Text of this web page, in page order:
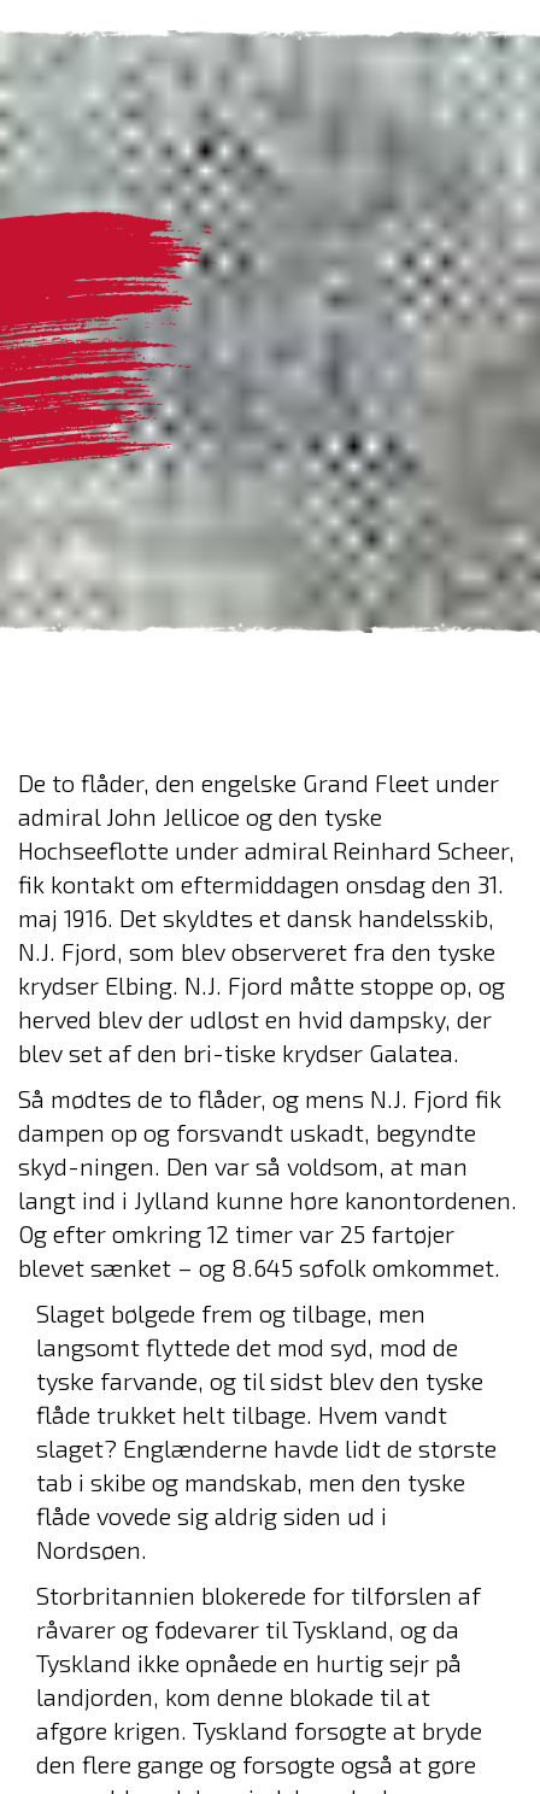
De to flåder, den engelske Grand Fleet under
admiral John Jellicoe og den tyske
Hochseeflotte under admiral Reinhard Scheer,
fik kontakt om eftermiddagen onsdag den 31.
maj 1916. Det skyldtes et dansk handelsskib,
N.J. Fjord, som blev observeret fra den tyske
krydser Elbing. N.J. Fjord måtte stoppe op, og
herved blev der udløst en hvid dampsky, der
blev set af den bri-tiske krydser Galatea.
Så mødtes de to flåder, og mens N.J. Fjord fik
dampen op og forsvandt uskadt, begyndte
skyd-ningen. Den var så voldsom, at man
langt ind i Jylland kunne høre kanontordenen.
Og efter omkring 12 timer var 25 fartøjer
blevet sænket – og 8.645 søfolk omkommet.
Slaget bølgede frem og tilbage, men
langsomt flyttede det mod syd, mod de
tyske farvande, og til sidst blev den tyske
flåde trukket helt tilbage. Hvem vandt
slaget? Englænderne havde lidt de største
tab i skibe og mandskab, men den tyske
flåde vovede sig aldrig siden ud i
Nordsøen.
Storbritannien blokerede for tilførslen af
råvarer og fødevarer til Tyskland, og da
Tyskland ikke opnåede en hurtig sejr på
landjorden, kom denne blokade til at
afgøre krigen. Tyskland forsøgte at bryde
den flere gange og forsøgte også at gøre